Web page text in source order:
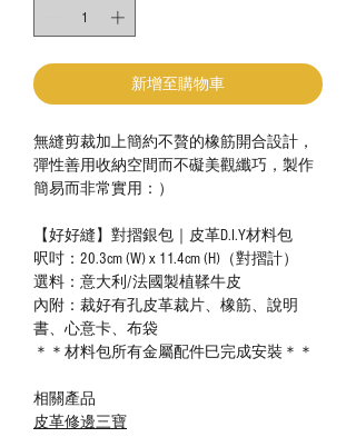
新增至購物車
無縫剪裁加上簡約不贅的橡筋開合設計，
彈性善用收納空間而不礙美觀纖巧，製作
簡易而非常實用：）
【好好縫】對摺銀包｜皮革D.I.Y材料包
呎吋：20.3cm (W) x 11.4cm (H)（對摺計）
選料：意大利/法國製植鞣牛皮
內附：裁好有孔皮革裁片、橡筋、說明
書、心意卡、布袋
＊＊材料包所有金屬配件巳完成安裝＊＊
相關產品
皮革修邊三寶